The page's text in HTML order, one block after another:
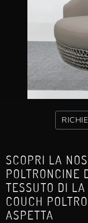
SCOPRI LA
POLTRONCINE
TESSUTO DI
COUCH
ASPETTA